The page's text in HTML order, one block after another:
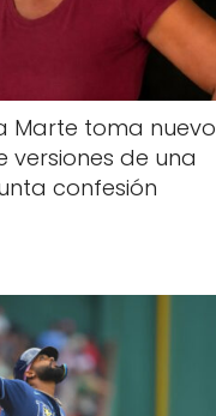
Marte toma nuevo
versiones de una
confesión